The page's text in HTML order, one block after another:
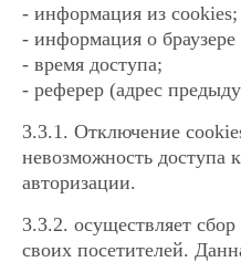
- информация из cookies;
- информация о браузере
- время доступа;
- реферер (адрес
3.3.1. Отключение
невозможность доступа
авторизации.
3.3.2. осуществляет
своих посетителей.